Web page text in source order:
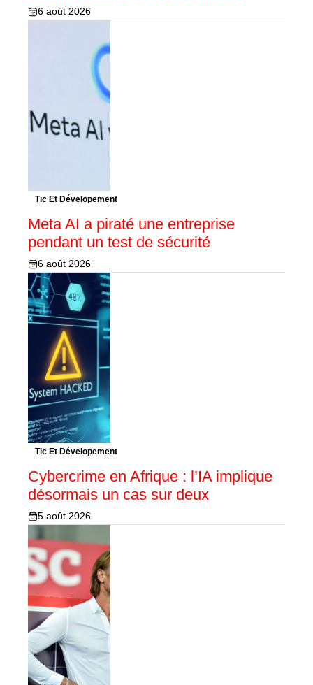
6 août 2026
Tic Et Dévelopement
Meta AI a piraté une entreprise
pendant un test de sécurité
6 août 2026
Tic Et Dévelopement
Cybercrime en Afrique : l’IA implique
désormais un cas sur deux
5 août 2026